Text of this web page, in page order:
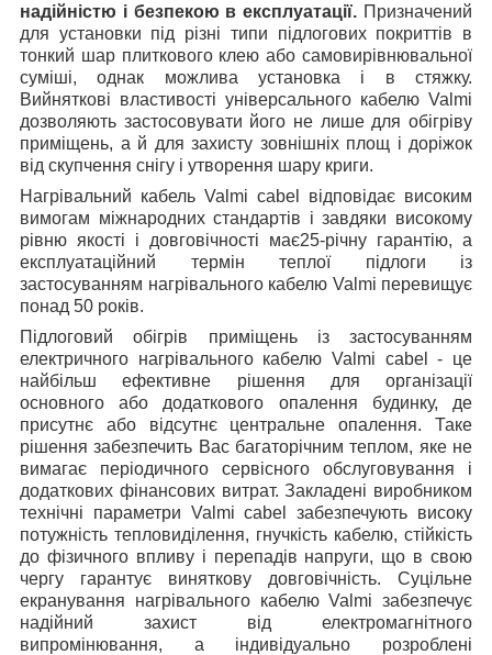
надійністю і безпекою в експлуатації. Призначений
для установки під різні типи підлогових покриттів в
тонкий шар плиткового клею або самовирівнювальної
суміші, однак можлива установка і в стяжку.
Вийняткові властивості універсального кабелю Valmi
дозволяють застосовувати його не лише для обігріву
приміщень, а й для захисту зовнішніх площ і доріжок
від скупчення снігу і утворення шару криги.
Нагрівальний кабель Valmi cabel відповідає високим
вимогам міжнародних стандартів і завдяки високому
рівню якості і довговічності має25-річну гарантію, а
експлуатаційний термін теплої підлоги із
застосуванням нагрівального кабелю Valmi перевищує
понад 50 років.
Підлоговий обігрів приміщень із застосуванням
електричного нагрівального кабелю Valmi cabel - це
найбільш ефективне рішення для організації
основного або додаткового опалення будинку, де
присутнє або відсутнє центральне опалення. Таке
рішення забезпечить Вас багаторічним теплом, яке не
вимагає періодичного сервісного обслуговування і
додаткових фінансових витрат. Закладені виробником
технічні параметри Valmi cabel забезпечують високу
потужність тепловиділення, гнучкість кабелю, стійкість
до фізичного впливу і перепадів напруги, що в свою
чергу гарантує виняткову довговічність. Суцільне
екранування нагрівального кабелю Valmi забезпечує
надійний захист від електромагнітного
випромінювання, а індивідуально розроблені